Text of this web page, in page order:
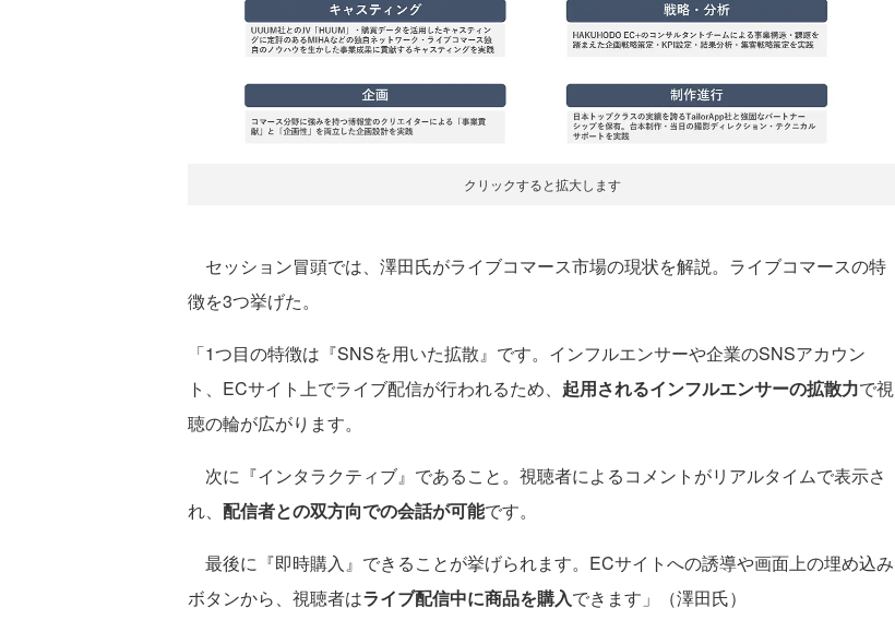
クリックすると拡大します
セッション冒頭では、澤田氏がライブコマース市場の現状を解説。ライブコマースの特
徴を3つ挙げた。
「1つ目の特徴は『SNSを用いた拡散』です。インフルエンサーや企業のSNSアカウン
ト、ECサイト上でライブ配信が行われるため、 起用されるインフルエンサーの拡散力で視
聴の輪が広がります。
次に『インタラクティブ』であること。視聴者によるコメントがリアルタイムで表示さ
れ、 配信者との双方向での会話が可能です。
最後に『即時購入』できることが挙げられます。ECサイトへの誘導や画面上の埋め込み
ボタンから、視聴者はライブ配信中に商品を購入できます」（澤田氏）